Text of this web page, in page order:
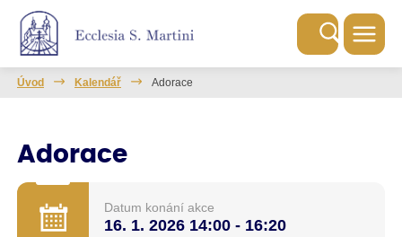
Úvod Kalendář Adorace
Adorace
Datum konání akce
16. 1. 2026 14:00 - 16:20